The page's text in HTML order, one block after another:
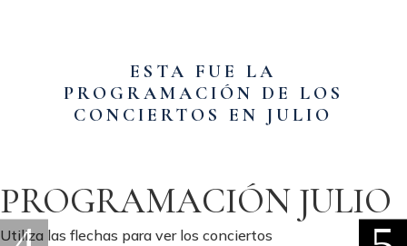
ESTA FUE LA
PROGRAMACIÓN DE LOS
CONCIERTOS EN JULIO
PROGRAMACIÓN JULIO
Utiliza las flechas para ver los conciertos